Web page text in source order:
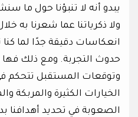
يبدو أنه لا تنبؤنا حول ما
ولا ذكرياتنا عما شعرنا به
انعكاسات دقيقة جدًا لما
حدوث التجربة. ومع ذلك فها
وتوقعات المستقبل تتحكم في
الخيارات الكثيرة والمربكة
الصعوبة في تحديد أهدافنا